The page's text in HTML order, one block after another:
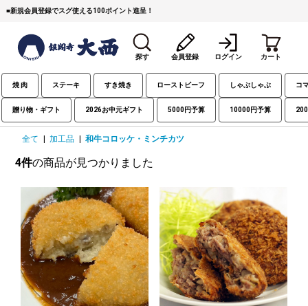
■新規会員登録でスグ使える100ポイント進呈！
探す
すき焼き 焼 肉
しゃぶしゃぶ コマ切れミンチ ローストビーフ
焼豚など（豚肉の加工
牛丼など（牛肉の加工
品）
カレー・コロッケ・ハン
バーグ
タレ類 村沢牛 京丹波平井牛
会員登録 ログイン カート
焼 肉 ステーキ すき焼き ローストビーフ しゃぶしゃぶ コ
贈り物・ギフト 2026お中元ギフト 5000円予算 10000円予算
全て | 加工品 | 和牛コロッケ・ミンチカツ
4件の商品が見つかりました